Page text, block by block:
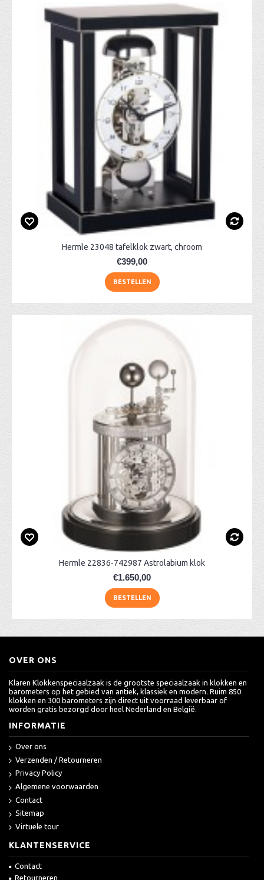
Hermle 23048 tafelklok zwart, chroom
€399,00
BESTELLEN
Hermle 22836-742987 Astrolabium klok
€1.650,00
BESTELLEN
OVER ONS
Klaren Klokkenspeciaalzaak is de grootste speciaalzaak in klokken en
barometers op het gebied van antiek, klassiek en modern. Ruim 850
klokken en 300 barometers zijn direct uit voorraad leverbaar of
worden gratis bezorgd door heel Nederland en België.
INFORMATIE
Over ons
Verzenden / Retourneren
Privacy Policy
Algemene voorwaarden
Contact
Sitemap
Virtuele tour
KLANTENSERVICE
Contact
Retourneren